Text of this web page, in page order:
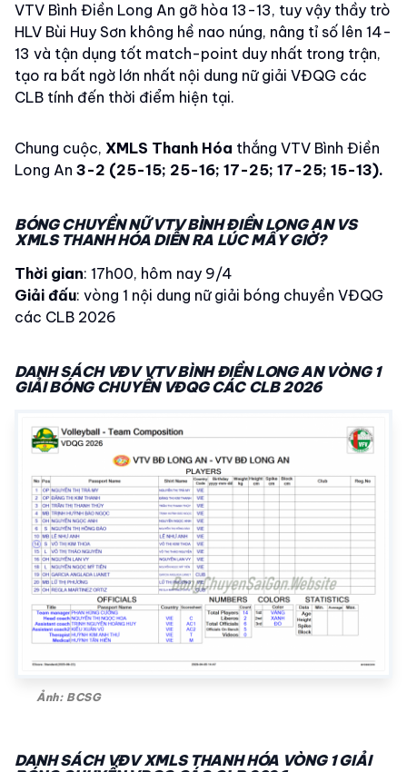
VTV Bình Điền Long An gỡ hòa 13-13, tuy vậy thầy trò
HLV Bùi Huy Sơn không hề nao núng, nâng tỉ số lên 14-
13 và tận dụng tốt match-point duy nhất trong trận,
tạo ra bất ngờ lớn nhất nội dung nữ giải VĐQG các
CLB tính đến thời điểm hiện tại.
Chung cuộc, XMLS Thanh Hóa thắng VTV Bình Điền
Long An 3-2 (25-15; 25-16; 17-25; 17-25; 15-13).
BÓNG CHUYỀN NỮ VTV BÌNH ĐIỀN LONG AN VS
XMLS THANH HÓA DIỄN RA LÚC MẤY GIỜ?
Thời gian: 17h00, hôm nay 9/4
Giải đấu: vòng 1 nội dung nữ giải bóng chuyền VĐQG
các CLB 2026
DANH SÁCH VĐV VTV BÌNH ĐIỀN LONG AN VÒNG 1
GIẢI BÓNG CHUYỀN VĐQG CÁC CLB 2026
Ảnh: BCSG
DANH SÁCH VĐV XMLS THANH HÓA VÒNG 1 GIẢI